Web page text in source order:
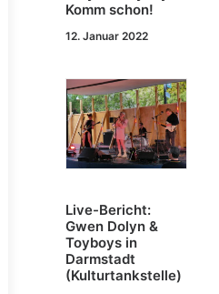
Komm schon!
12. Januar 2022
Live-Bericht:
Gwen Dolyn &
Toyboys in
Darmstadt
(Kulturtankstelle)